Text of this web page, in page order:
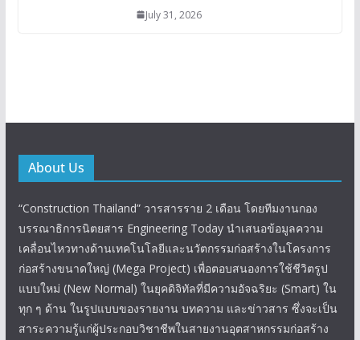
July 31, 2026
About Us
“Construction Thailand” วารสารราย 2 เดือน โดยทีมงานกอง
บรรณาธิการนิตยสาร Engineering Today นำเสนอข้อมูลความ
เคลื่อนไหวทางด้านเทคโนโลยีและนวัตกรรมก่อสร้างในโครงการ
ก่อสร้างขนาดใหญ่ (Mega Project) เพื่อตอบสนองการใช้ชีวิตรูป
แบบใหม่ (New Normal) ในยุคดิจิทัลที่มีความอัจฉริยะ (Smart) ใน
ทุก ๆ ด้าน ในรูปแบบของรายงาน บทความ และข่าวสาร ซึ่งจะเป็น
สาระความรู้แก่ผู้ประกอบวิชาชีพในสายงานอุตสาหกรรมก่อสร้าง